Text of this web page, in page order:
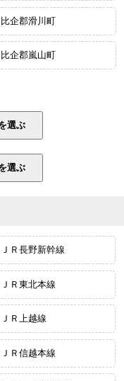
比企郡滑川町
比企郡嵐山町
ＪＲ長野新幹線
ＪＲ東北本線
ＪＲ上越線
ＪＲ信越本線